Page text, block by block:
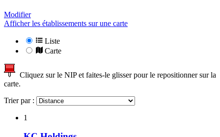
Modifier
Afficher les établissements sur une carte
Liste
Carte
Cliquez sur le NIP et faites-le glisser pour le repositionner sur la
carte.
Trier par :
1